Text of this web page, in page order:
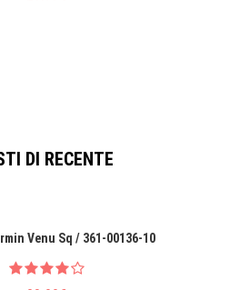
DI RECENTE
Venu Sq / 361-00136-10